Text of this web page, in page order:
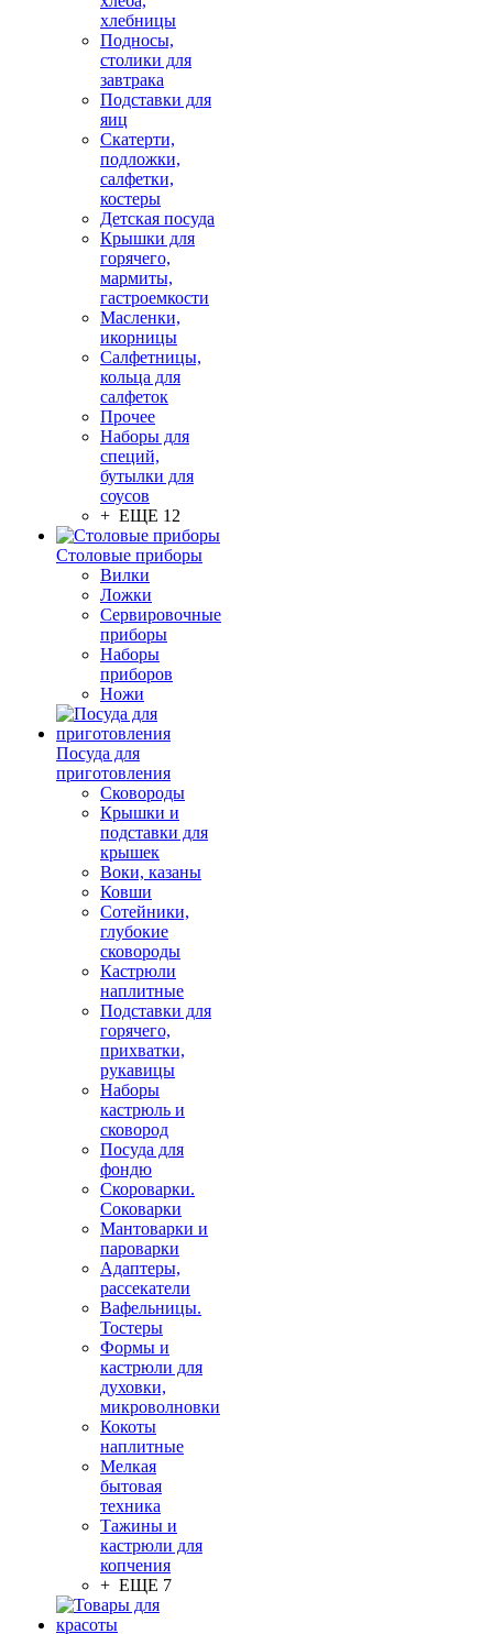
хлебницы
Подносы,
столики для
завтрака
Подставки для
яиц
Скатерти,
подложки,
салфетки,
костеры
Детская посуда
Крышки для
горячего,
мармиты,
гастроемкости
Масленки,
икорницы
Салфетницы,
кольца для
салфеток
Прочее
Наборы для
специй,
бутылки для
соусов
+ ЕЩЕ 12
Столовые приборы
Вилки
Ложки
Сервировочные
приборы
Наборы
приборов
Ножи
Посуда для
приготовления
Сковороды
Крышки и
подставки для
крышек
Воки, казаны
Ковши
Сотейники,
глубокие
сковороды
Кастрюли
наплитные
Подставки для
горячего,
прихватки,
рукавицы
Наборы
кастрюль и
сковород
Посуда для
фондю
Скороварки.
Соковарки
Мантоварки и
пароварки
Адаптеры,
рассекатели
Вафельницы.
Тостеры
Формы и
кастрюли для
духовки,
микроволновки
Кокоты
наплитные
Мелкая
бытовая
техника
Тажины и
кастрюли для
копчения
+ ЕЩЕ 7